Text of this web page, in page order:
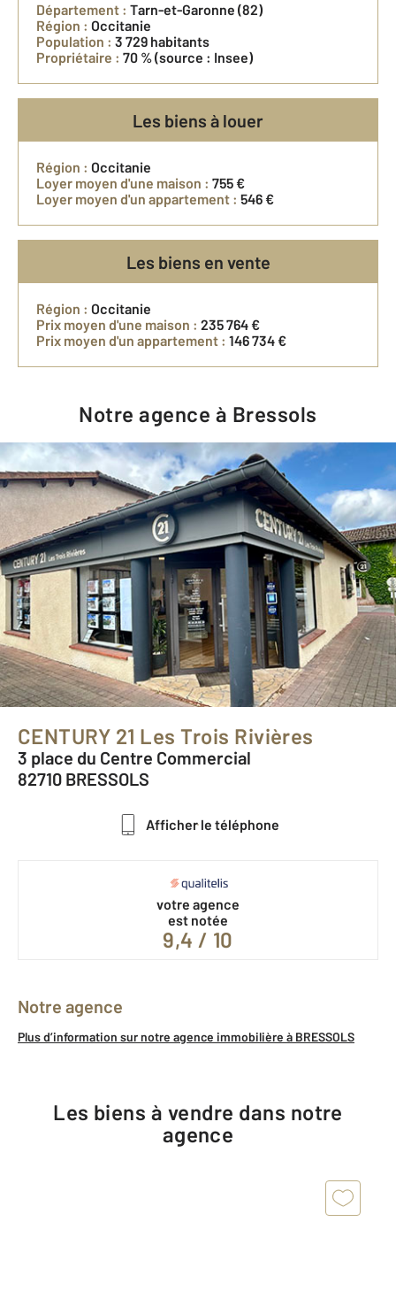
Département : Tarn-et-Garonne (82)
Région : Occitanie
Population : 3 729 habitants
Propriétaire : 70 %(source : Insee)
Les biens à louer
Région : Occitanie
Loyer moyen d'une maison : 755 €
Loyer moyen d'un appartement : 546 €
Les biens en vente
Région : Occitanie
Prix moyen d'une maison : 235 764 €
Prix moyen d'un appartement : 146 734 €
Notre agence à Bressols
CENTURY 21 Les Trois Rivières
3 place du Centre Commercial
82710 BRESSOLS
Afficher le téléphone
votre agence
est notée
9,4 / 10
Notre agence
Plus d’information sur notre agence immobilière à BRESSOLS
Les biens à vendre dans notre
agence